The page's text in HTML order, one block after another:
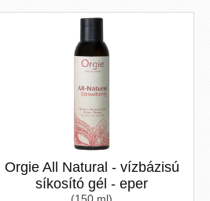
Orgie All Natural - vízbázisú
síkosító gél - eper